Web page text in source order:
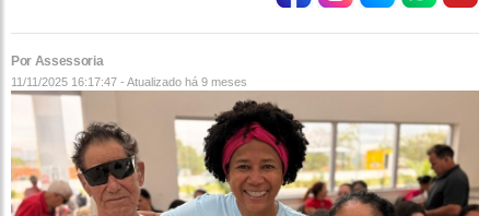
Por Assessoria
11/11/2025 16:17:47 - Atualizado há 9 meses